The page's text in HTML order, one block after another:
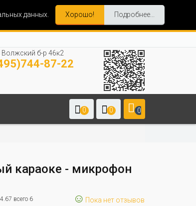
данных. Хорошо! Подробнее...
б-р 46к2
87-22
0 0 0
караоке - микрофон
4.67 всего 6 ☺ Пока нет отзывов